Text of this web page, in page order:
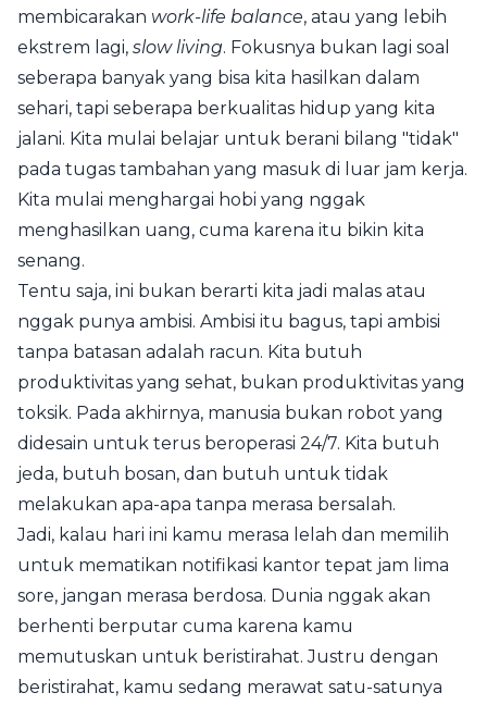
membicarakan work-life balance, atau yang lebih
ekstrem lagi, slow living. Fokusnya bukan lagi soal
seberapa banyak yang bisa kita hasilkan dalam
sehari, tapi seberapa berkualitas hidup yang kita
jalani. Kita mulai belajar untuk berani bilang "tidak"
pada tugas tambahan yang masuk di luar jam kerja.
Kita mulai menghargai hobi yang nggak
menghasilkan uang, cuma karena itu bikin kita
senang.
Tentu saja, ini bukan berarti kita jadi malas atau
nggak punya ambisi. Ambisi itu bagus, tapi ambisi
tanpa batasan adalah racun. Kita butuh
produktivitas yang sehat, bukan produktivitas yang
toksik. Pada akhirnya, manusia bukan robot yang
didesain untuk terus beroperasi 24/7. Kita butuh
jeda, butuh bosan, dan butuh untuk tidak
melakukan apa-apa tanpa merasa bersalah.
Jadi, kalau hari ini kamu merasa lelah dan memilih
untuk mematikan notifikasi kantor tepat jam lima
sore, jangan merasa berdosa. Dunia nggak akan
berhenti berputar cuma karena kamu
memutuskan untuk beristirahat. Justru dengan
beristirahat, kamu sedang merawat satu-satunya